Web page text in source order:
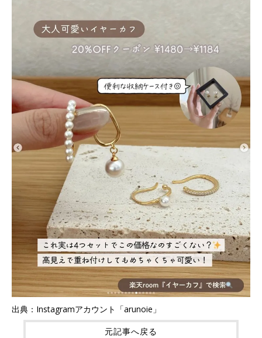
出典：Instagramアカウント「arunoie」
元記事へ戻る